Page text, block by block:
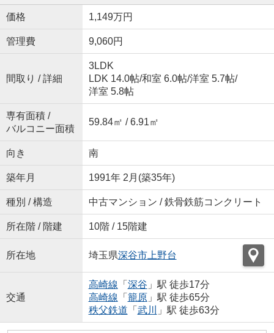
価格 1,149万円
管理費 9,060円
間取り / 詳細
3LDK
LDK 14.0帖/和室 6.0帖/洋室 5.7帖/
洋室 5.8帖
専有面積 /
バルコニー面積
59.84㎡ / 6.91㎡
向き 南
築年月 1991年 2月(築35年)
種別 / 構造 中古マンション / 鉄骨鉄筋コンクリート
所在階 / 階建 10階 / 15階建
所在地 埼玉県深谷市上野台
交通
高崎線 「 深谷 」駅 徒歩17分
高崎線 「 籠原」駅 徒歩65分
秩父鉄道 「 武川 」駅 徒歩63分